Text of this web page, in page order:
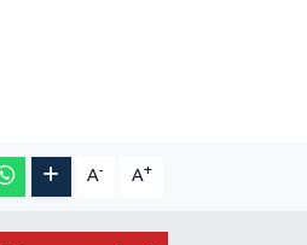
A- A+
üreticisinin beklediği haber: